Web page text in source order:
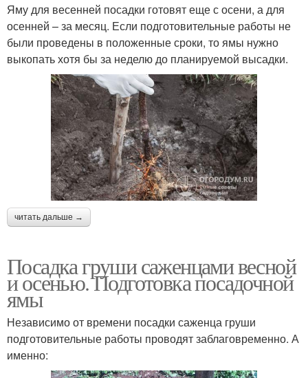
Яму для весенней посадки готовят еще с осени, а для
осенней – за месяц. Если подготовительные работы не
были проведены в положенные сроки, то ямы нужно
выкопать хотя бы за неделю до планируемой высадки.
читать дальше →
Посадка груши саженцами весной
и осенью. Подготовка посадочной
ямы
Независимо от времени посадки саженца груши
подготовительные работы проводят заблаговременно. А
именно: